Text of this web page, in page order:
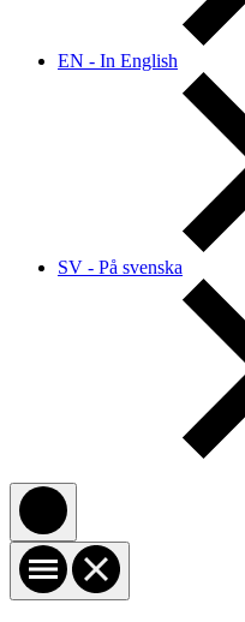
EN - In English
SV - På svenska